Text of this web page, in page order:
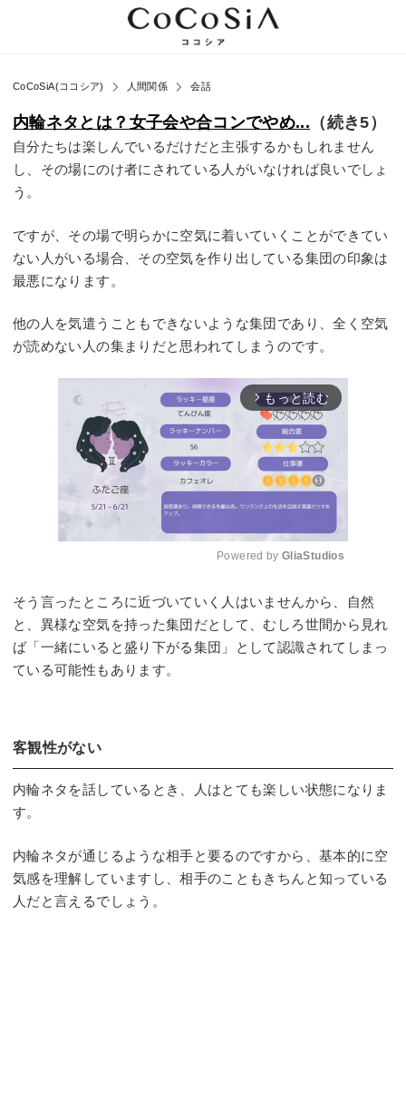
CoCoSiA(ココシア) 人間関係 会話
内輪ネタとは？女子会や合コンでやめ... （続き5）
自分たちは楽しんでいるだけだと主張するかもしれません
し、その場にのけ者にされている人がいなければ良いでしょ
う。
ですが、その場で明らかに空気に着いていくことができてい
ない人がいる場合、その空気を作り出している集団の印象は
最悪になります。
他の人を気遣うこともできないような集団であり、全く空気
が読めない人の集まりだと思われてしまうのです。
arrow_forward_ios もっと読む
Powered by GliaStudios
そう言ったところに近づいていく人はいませんから、自然
と、異様な空気を持った集団だとして、むしろ世間から見れ
ば「一緒にいると盛り下がる集団」として認識されてしまっ
ている可能性もあります。
客観性がない
内輪ネタを話しているとき、人はとても楽しい状態になりま
す。
内輪ネタが通じるような相手と要るのですから、基本的に空
気感を理解していますし、相手のこともきちんと知っている
人だと言えるでしょう。